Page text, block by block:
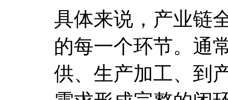
具体来说，产业链
的每一个环节。通
供、生产加工、到